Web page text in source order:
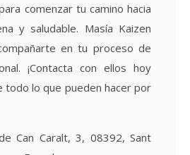
comenzar tu camino hacia
y saludable. Masía Kaizen
en tu proceso de
¡Contacta con ellos hoy
todo lo que pueden hacer por
Can Caralt, 3, 08392, Sant